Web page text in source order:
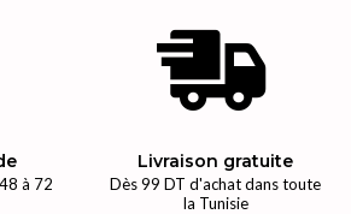
à 72
Livraison gratuite
Dès 99 DT d'achat dans toute
la Tunisie